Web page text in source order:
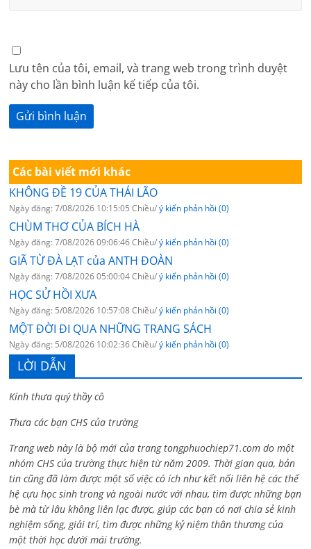
Lưu tên của tôi, email, và trang web trong trình duyệt
này cho lần bình luận kế tiếp của tôi.
Các bài viết mới khác
KHÔNG ĐỀ 19 CỦA THÁI LÃO
Ngày đăng: 7/08/2026 10:15:05 Chiều/ý kiến phản hồi (0)
CHÙM THƠ CỦA BÍCH HÀ
Ngày đăng: 7/08/2026 09:06:46 Chiều/ý kiến phản hồi (0)
GIÃ TỪ ĐÀ LẠT của ANTH ĐOÀN
Ngày đăng: 7/08/2026 05:00:04 Chiều/ý kiến phản hồi (0)
HỌC SỬ HỒI XƯA
Ngày đăng: 5/08/2026 10:57:08 Chiều/ý kiến phản hồi (0)
MỘT ĐỜI ĐI QUA NHỮNG TRANG SÁCH
Ngày đăng: 5/08/2026 10:02:36 Chiều/ý kiến phản hồi (0)
LỜI DẪN
Kính thưa quý thầy cô
Thưa các bạn CHS của trường
Trang web này là bộ mới của trang tongphuochiep71.com do một
nhóm CHS của trường thực hiện từ năm 2009. Thời gian qua, bản
tin cũng đã làm được một số việc có ích như kết nối liên hệ các thế
hệ cựu học sinh trong và ngoài nước với nhau, tìm được những bạn
bè mà từ lâu không liên lạc được, giúp các bạn có nơi chia sẻ kinh
nghiệm sống, giải trí, tìm được những kỷ niệm thân thương của
một thời học dưới mái trường.